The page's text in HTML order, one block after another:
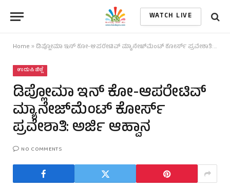
WATCH LIVE
Home » ಡಿಪ್ಲೋಮಾ ಇನ್ ಕೋ-ಆಪರೇಟಿವ್ ಮ್ಯಾನೇಜ್‌ಮೆಂಟ್ ಕೋರ್ಸ್ ಪ್ರವೇಶಾತಿ: ಅರ್ಜಿ ಆಹ್ವಾನ
ಉಡುಪಿ ಜಿಲ್ಲೆ
ಡಿಪ್ಲೋಮಾ ಇನ್ ಕೋ-ಆಪರೇಟಿವ್
ಮ್ಯಾನೇಜ್‌ಮೆಂಟ್ ಕೋರ್ಸ್
ಪ್ರವೇಶಾತಿ: ಅರ್ಜಿ ಆಹ್ವಾನ
NO COMMENTS